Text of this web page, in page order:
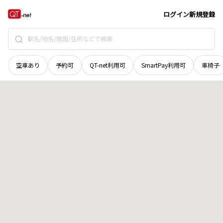
ログイン新規登録
空車あり 予約可 QT-net利用可 SmartPay利用可 車椅子
青森県